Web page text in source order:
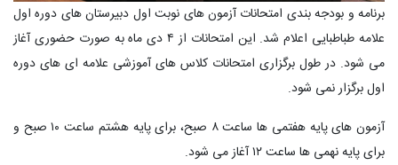
برنامه و بودجه بندی امتحانات آزمون های نوبت اول دبیرستان های دوره اول
علامه طباطبایی اعلام شد. این امتحانات از ۴ دی ماه به صورت حضوری آغاز
می شود. در طول برگزاری امتحانات کلاس های آموزشی علامه ای های دوره
اول برگزار نمی شود.
آزمون های پایه هفتمی ها ساعت ۸ صبح، برای پایه هشتم ساعت ۱۰ صبح و
برای پایه نهمی ها ساعت ۱۲ آغاز می شود.